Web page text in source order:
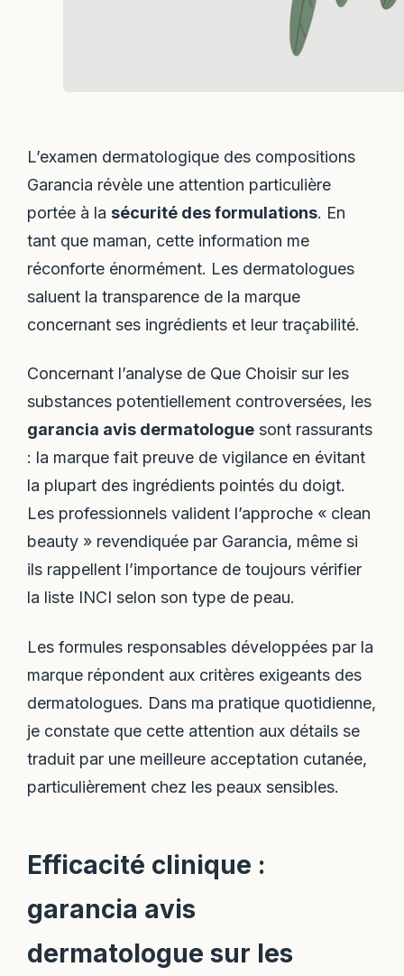
L’examen dermatologique des compositions
Garancia révèle une attention particulière
portée à la sécurité des formulations. En
tant que maman, cette information me
réconforte énormément. Les dermatologues
saluent la transparence de la marque
concernant ses ingrédients et leur traçabilité.
Concernant l’analyse de Que Choisir sur les
substances potentiellement controversées, les
garancia avis dermatologue sont rassurants
: la marque fait preuve de vigilance en évitant
la plupart des ingrédients pointés du doigt.
Les professionnels valident l’approche « clean
beauty » revendiquée par Garancia, même si
ils rappellent l’importance de toujours vérifier
la liste INCI selon son type de peau.
Les formules responsables développées par la
marque répondent aux critères exigeants des
dermatologues. Dans ma pratique quotidienne,
je constate que cette attention aux détails se
traduit par une meilleure acceptation cutanée,
particulièrement chez les peaux sensibles.
Efficacité clinique :
garancia avis
dermatologue sur les